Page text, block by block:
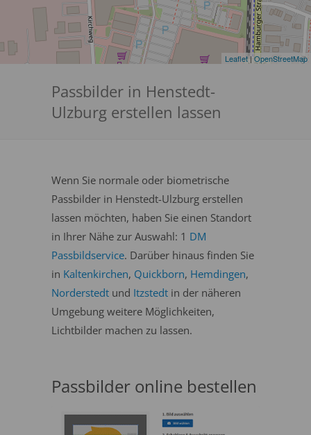
Leaflet|OpenStreetMap
Passbilder in Henstedt-
Ulzburg erstellen lassen
Wenn Sie normale oder biometrische
Passbilder in Henstedt-Ulzburg erstellen
lassen möchten, haben Sie einen Standort
in Ihrer Nähe zur Auswahl: 1 DM
Passbildservice. Darüber hinaus finden Sie
in Kaltenkirchen, Quickborn, Hemdingen,
Norderstedt und Itzstedt in der näheren
Umgebung weitere Möglichkeiten,
Lichtbilder machen zu lassen.
Passbilder online bestellen